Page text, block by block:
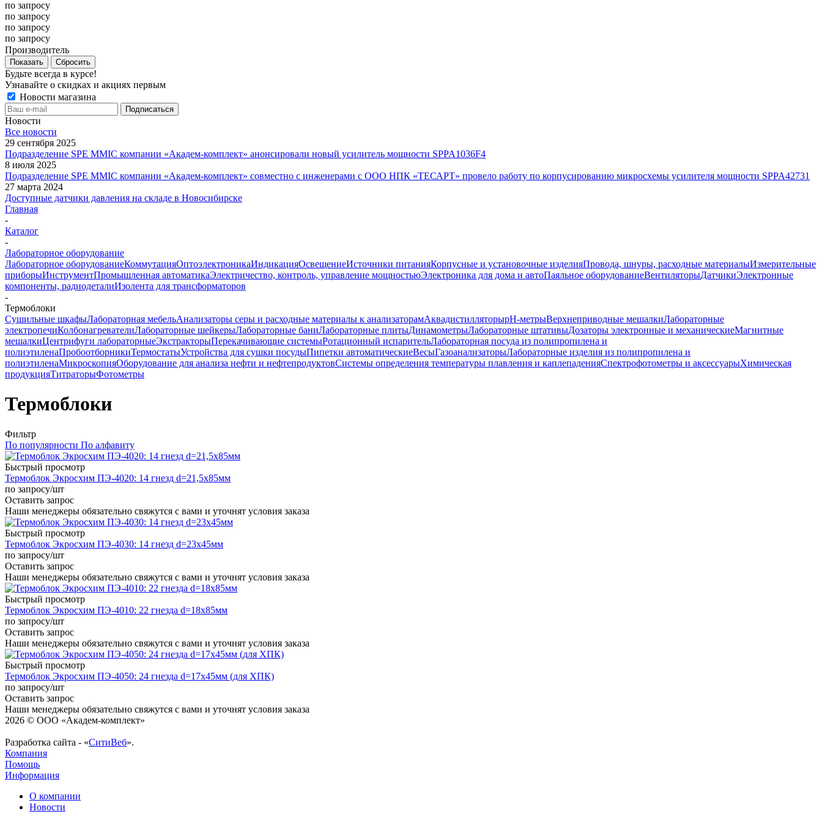
по запросу
по запросу
по запросу
по запросу
Производитель
Показать Сбросить
Будьте всегда в курсе!
Узнавайте о скидках и акциях первым
Новости магазина
Новости
Все новости
29 сентября 2025
Подразделение SPE MMIC компании «Академ-комплект» анонсировали новый усилитель мощности SPPA1036F4
8 июля 2025
Подразделение SPE MMIC компании «Академ-комплект» совместно с инженерами с ООО НПК «ТЕСАРТ» провело работу по корпусированию микросхемы усилителя мощности SPPA42731
27 марта 2024
Доступные датчики давления на складе в Новосибирске
Главная
-
Каталог
-
Лабораторное оборудование
Лабораторное оборудованиеКоммутацияОптоэлектроникаИндикацияОсвещениеИсточники питанияКорпусные и установочные изделияПровода, шнуры, расходные материалыИзмерительные
приборыИнструментПромышленная автоматикаЭлектричество, контроль, управление мощностьюЭлектроника для дома и автоПаяльное оборудованиеВентиляторыДатчикиЭлектронные
компоненты, радиодеталиИзолента для трансформаторов
-
Термоблоки
Cушильные шкафыЛабораторная мебельАнализаторы серы и расходные материалы к анализаторамАквадистилляторыpH-метрыВерхнеприводные мешалкиЛабораторные
электропечиКолбонагревателиЛабораторные шейкерыЛабораторные баниЛабораторные плитыДинамометрыЛабораторные штативыДозаторы электронные и механическиеМагнитные
мешалкиЦентрифуги лабораторныеЭкстракторыПерекачивающие системыРотационный испарительЛабораторная посуда из полипропилена и
полиэтиленаПробоотборникиТермостатыУстройства для сушки посудыПипетки автоматическиеВесыГазоанализаторыЛабораторные изделия из полипропилена и
полиэтиленаМикроскопияОборудование для анализа нефти и нефтепродуктовСистемы определения температуры плавления и каплепаденияСпектрофотометры и аксессуарыХимическая
продукцияТитраторыФотометры
Термоблоки
Фильтр
По популярности По алфавиту
Быстрый просмотр
Термоблок Экросхим ПЭ-4020: 14 гнезд d=21,5х85мм
по запросу/шт
Оставить запрос
Наши менеджеры обязательно свяжутся с вами и уточнят условия заказа
Быстрый просмотр
Термоблок Экросхим ПЭ-4030: 14 гнезд d=23х45мм
по запросу/шт
Оставить запрос
Наши менеджеры обязательно свяжутся с вами и уточнят условия заказа
Быстрый просмотр
Термоблок Экросхим ПЭ-4010: 22 гнезда d=18х85мм
по запросу/шт
Оставить запрос
Наши менеджеры обязательно свяжутся с вами и уточнят условия заказа
Быстрый просмотр
Термоблок Экросхим ПЭ-4050: 24 гнезда d=17х45мм (для ХПК)
по запросу/шт
Оставить запрос
Наши менеджеры обязательно свяжутся с вами и уточнят условия заказа
2026 © ООО «Академ-комплект»
Разработка сайта - «СитиВеб».
Компания
Помощь
Информация
О компании
Новости